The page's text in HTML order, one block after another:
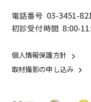
電話番号 03-3451-
初診受付時間 8:00-
個人情報保護方針
取材撮影の申し込み